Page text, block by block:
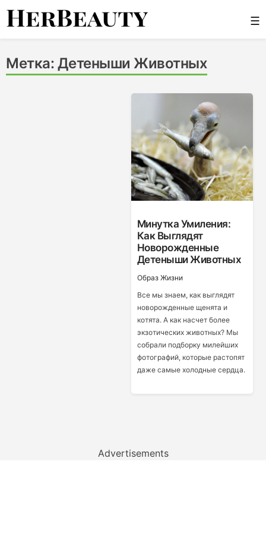
Skip
☰
Метка: Детеныши Животных
Минутка Умиления:
Как Выглядят
Новорожденные
Детеныши Животных
Образ Жизни
Все мы знаем, как выглядят
новорожденные щенята и
котята. А как насчет более
экзотических животных? Мы
собрали подборку милейших
фотографий, которые растопят
даже самые холодные сердца.
Advertisements